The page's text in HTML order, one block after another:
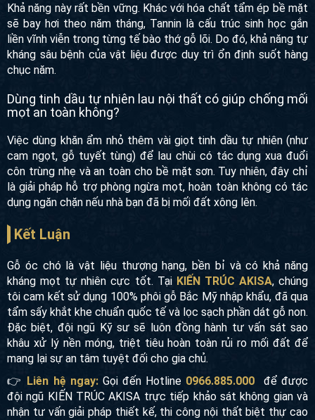
Khả năng này rất bền vững. Khác với hóa chất tẩm ép bề mặt
sẽ bay hơi theo năm tháng, Tannin là cấu trúc sinh học gắn
liền vĩnh viễn trong từng tế bào thớ gỗ lõi. Do đó, khả năng tự
kháng sâu bệnh của vật liệu được duy trì ổn định suốt hàng
chục năm.
Dùng tinh dầu tự nhiên lau nội thất có giúp chống mối
mọt an toàn không?
Việc dùng khăn ẩm nhỏ thêm vài giọt tinh dầu tự nhiên (như
cam ngọt, gỗ tuyết tùng) để lau chùi có tác dụng xua đuổi
côn trùng nhẹ và an toàn cho bề mặt sơn. Tuy nhiên, đây chỉ
là giải pháp hỗ trợ phòng ngừa mọt, hoàn toàn không có tác
dụng ngăn chặn nếu nhà bạn đã bị mối đất xông lên.
Kết Luận
Gỗ óc chó là vật liệu thượng hạng, bền bỉ và có khả năng
kháng mọt tự nhiên cực tốt. Tại KIẾN TRÚC AKISA, chúng
tôi cam kết sử dụng 100% phôi gỗ Bắc Mỹ nhập khẩu, đã qua
tẩm sấy khắt khe chuẩn quốc tế và lọc sạch phần dát gỗ non.
Đặc biệt, đội ngũ Kỹ sư sẽ luôn đồng hành tư vấn sát sao
khâu xử lý nền móng, triệt tiêu hoàn toàn rủi ro mối đất để
mang lại sự an tâm tuyệt đối cho gia chủ.
👉
Liên hệ ngay:Gọi đến Hotline 0966.885.000 để được
đội ngũ KIẾN TRÚC AKISA trực tiếp khảo sát không gian và
nhận tư vấn giải pháp thiết kế, thi công nội thất biệt thự cao